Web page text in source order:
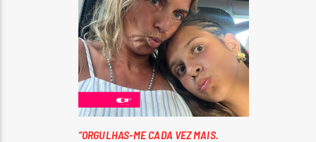
“ORGULHAS-ME CADA VEZ MAIS.